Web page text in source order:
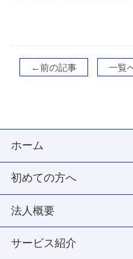
←前の記事 一覧
ホーム
初めての方へ
法人概要
サービス紹介